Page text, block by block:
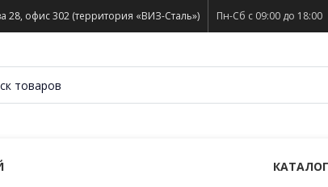
28, офис 302 (территория «ВИЗ-Сталь») Пн-Сб с 09:00 до 18:00
КАТАЛОГ